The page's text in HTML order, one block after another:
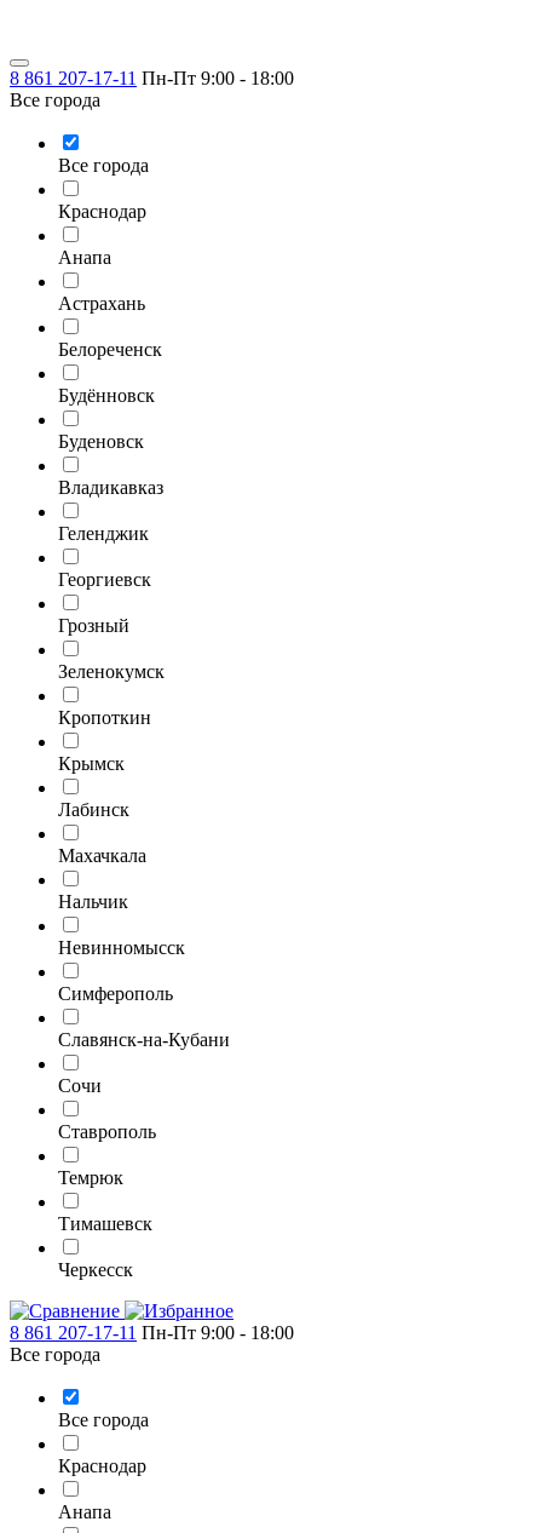
8 861 207-17-11 Пн-Пт 9:00 - 18:00
Все города
Все города
Краснодар
Анапа
Астрахань
Белореченск
Будённовск
Буденовск
Владикавказ
Геленджик
Георгиевск
Грозный
Зеленокумск
Кропоткин
Крымск
Лабинск
Махачкала
Нальчик
Невинномысск
Симферополь
Славянск-на-Кубани
Сочи
Ставрополь
Темрюк
Тимашевск
Черкесск
8 861 207-17-11 Пн-Пт 9:00 - 18:00
Все города
Все города
Краснодар
Анапа